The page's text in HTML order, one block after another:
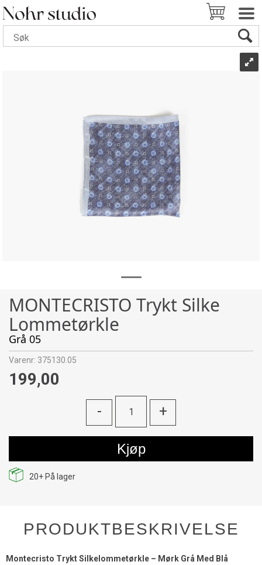
MONTECRISTO Trykt Silke
Lommetørkle
Grå 05
Varenr: 375130.05
199,00
- +
Kjøp
20+ På lager
PRODUKTBESKRIVELSE
Montecristo Trykt Silkelommetørkle – Mørk Grå Med Blå